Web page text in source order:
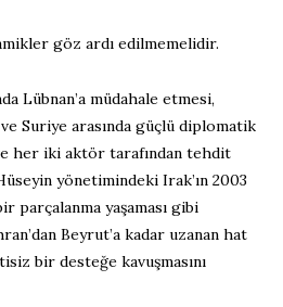
göz ardı edilmemelidir.
Lübnan’a müdahale etmesi,
Suriye arasında güçlü diplomatik
her iki aktör tarafından tehdit
yönetimindeki Irak’ın 2003
parçalanma yaşaması gibi
Beyrut’a kadar uzanan hat
bir desteğe kavuşmasını